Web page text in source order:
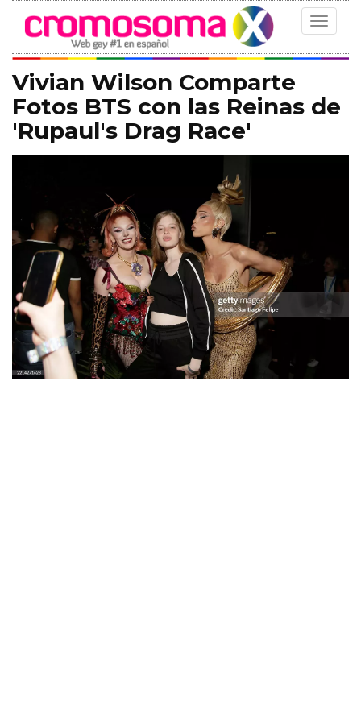
Toggle
Vivian Wilson Comparte
Fotos BTS con las Reinas de
'Rupaul's Drag Race'